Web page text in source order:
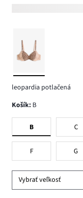
leopardia potlačená
Košík: B
B C
F G
Vybrať veľkosť